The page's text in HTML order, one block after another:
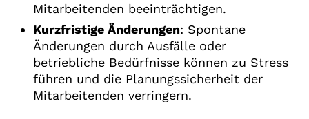
Mitarbeitenden beeinträchtigen.
Kurzfristige Änderungen: Spontane
Änderungen durch Ausfälle oder
betriebliche Bedürfnisse können zu Stress
führen und die Planungssicherheit der
Mitarbeitenden verringern.